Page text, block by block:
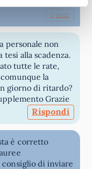
Quote
personale non
tesi alla scadenza.
tutte le rate,
la
giorno di ritardo?
Sono disposta a pagare un supplemento Grazie
Rispondi
è corretto
consiglio di inviare